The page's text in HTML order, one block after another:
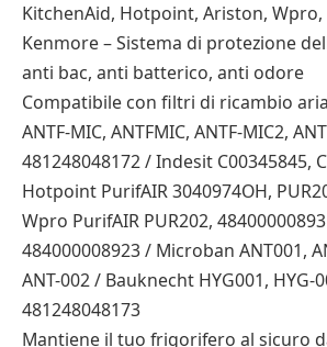
KitchenAid, Hotpoint, Ariston, Wpro,
Kenmore – Sistema di protezione
anti bac, anti batterico, anti odore
Compatibile con filtri di ricambio
ANTF-MIC, ANTFMIC, ANTF-MIC2,
481248048172 / Indesit C00345845,
Hotpoint PurifAIR 3040974OH,
Wpro PurifAIR PUR202,
484000008923 / Microban ANT001,
ANT-002 / Bauknecht HYG001, HYG-
481248048173
Mantiene il tuo frigorifero al sicuro